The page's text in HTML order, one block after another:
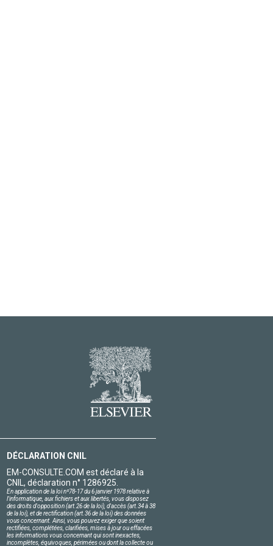
DÉCLARATION CNIL
EM-CONSULTE.COM est déclaré à la
CNIL, déclaration n° 1286925.
En application de la loi nº78-17 du 6 janvier 1978 relative à
l'informatique, aux fichiers et aux libertés, vous disposez
des droits d'opposition (art.26 de la loi), d'accès (art.34 à 38
de la loi), et de rectification (art.36 de la loi) des données
vous concernant. Ainsi, vous pouvez exiger que soient
rectifiées, complétées, clarifiées, mises à jour ou effacées
les informations vous concernant qui sont inexactes,
incomplètes, équivoques, périmées ou dont la collecte ou